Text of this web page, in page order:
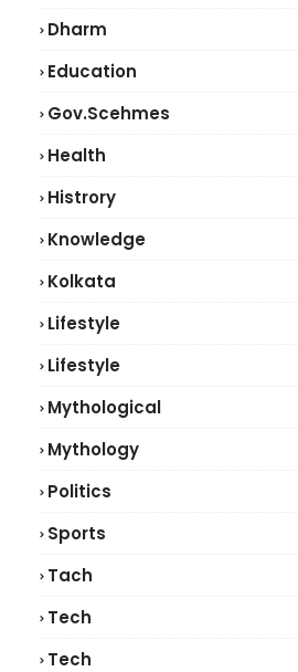
Dharm
Education
Gov.scehmes
Health
Histrory
Knowledge
Kolkata
Lifestyle
Lifestyle
Mythological
Mythology
Politics
Sports
Tach
Tech
Tech